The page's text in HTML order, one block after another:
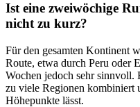
Ist eine zweiwöchige
nicht zu kurz?
Für den gesamten Kontinent
Route, etwa durch Peru oder
Wochen jedoch sehr sinnvoll.
zu viele Regionen kombiniert
Höhepunkte lässt.